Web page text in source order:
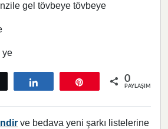
gel tövbeye tövbeye
ye
0
PAYLAŞIMLAR
ve bedava yeni şarkı listelerine